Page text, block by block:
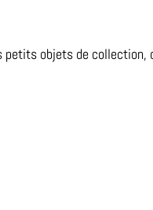
petits objets de